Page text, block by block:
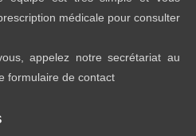
médicale pour consulter
appelez notre secrétariat au
formulaire de contact